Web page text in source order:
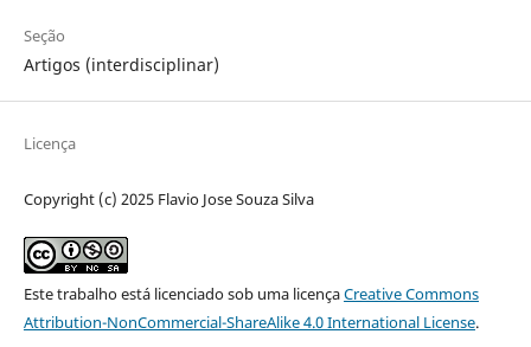
Seção
Artigos (interdisciplinar)
Licença
Copyright (c) 2025 Flavio Jose Souza Silva
Este trabalho está licenciado sob uma licençaCreative Commons
Attribution-NonCommercial-ShareAlike 4.0 International License.